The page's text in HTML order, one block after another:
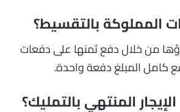
المملوكة بالتقسيط؟
من خلال دفع ثمنها على دفعات
كامل المبلغ دفعة واحدة.
المنتهي بالتمليك؟